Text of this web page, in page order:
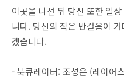
이곳을 나선 뒤 당신 또한 일
니다. 당신의 작은 반걸음이
겠습니다.
- 북큐레이터: 조성은 (레이어